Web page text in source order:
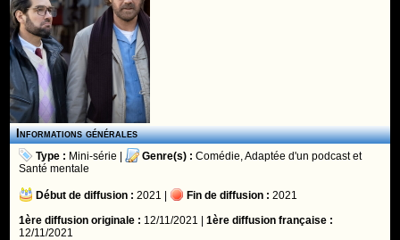
Informations générales
Type : Mini-série | Genre(s) : Comédie,Adaptée d'un podcastet
Santé mentale
Début de diffusion : 2021 | Fin de diffusion : 2021
1ère diffusion originale : 12/11/2021 |1ère diffusion française :
12/11/2021